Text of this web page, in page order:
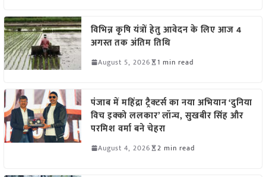
विभिन्न कृषि यंत्रों हेतु आवेदन के लिए आज 4
अगस्त तक अंतिम तिथि
August 5, 2026 1 min read
पंजाब में महिंद्रा ट्रैक्टर्स का नया अभियान ‘दुनिया
विच इक्को ललकार’ लॉन्च, सुखबीर सिंह और
परमिश वर्मा बने चेहरा
August 4, 2026 2 min read